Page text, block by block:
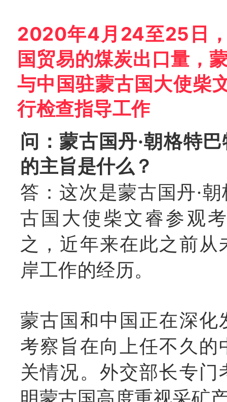
2020年4月24至25日
国贸易的煤炭出口量，
与中国驻蒙古国大使柴
行检查指导工作
问：蒙古国丹·朝格特
的主旨是什么？
答：这次是蒙古国丹·
古国大使柴文睿参观
之，近年来在此之前
岸工作的经历。
蒙古国和中国正在深
考察旨在向上任不久
关情况。 外交部长专门